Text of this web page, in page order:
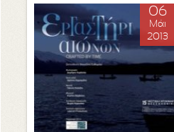
06
Μάι
2013